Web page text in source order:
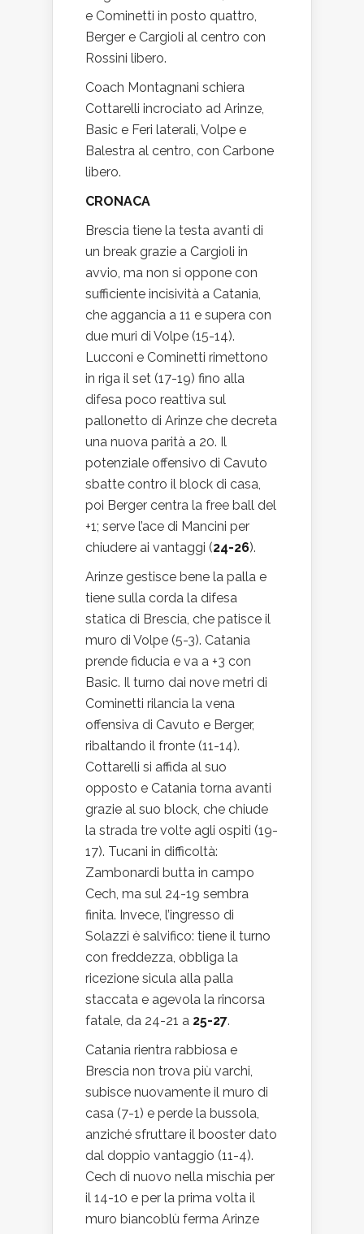
e Cominetti in posto quattro,
Berger e Cargioli al centro con
Rossini libero.
Coach Montagnani schiera
Cottarelli incrociato ad Arinze,
Basic e Feri laterali, Volpe e
Balestra al centro, con Carbone
libero.
CRONACA
Brescia tiene la testa avanti di
un break grazie a Cargioli in
avvio, ma non si oppone con
sufficiente incisività a Catania,
che aggancia a 11 e supera con
due muri di Volpe (15-14).
Lucconi e Cominetti rimettono
in riga il set (17-19) fino alla
difesa poco reattiva sul
pallonetto di Arinze che decreta
una nuova parità a 20. Il
potenziale offensivo di Cavuto
sbatte contro il block di casa,
poi Berger centra la free ball del
+1; serve l’ace di Mancini per
chiudere ai vantaggi (24-26).
Arinze gestisce bene la palla e
tiene sulla corda la difesa
statica di Brescia, che patisce il
muro di Volpe (5-3). Catania
prende fiducia e va a +3 con
Basic. Il turno dai nove metri di
Cominetti rilancia la vena
offensiva di Cavuto e Berger,
ribaltando il fronte (11-14).
Cottarelli si affida al suo
opposto e Catania torna avanti
grazie al suo block, che chiude
la strada tre volte agli ospiti (19-
17). Tucani in difficoltà:
Zambonardi butta in campo
Cech, ma sul 24-19 sembra
finita. Invece, l’ingresso di
Solazzi è salvifico: tiene il turno
con freddezza, obbliga la
ricezione sicula alla palla
staccata e agevola la rincorsa
fatale, da 24-21 a 25-27.
Catania rientra rabbiosa e
Brescia non trova più varchi,
subisce nuovamente il muro di
casa (7-1) e perde la bussola,
anziché sfruttare il booster dato
dal doppio vantaggio (11-4).
Cech di nuovo nella mischia per
il 14-10 e per la prima volta il
muro biancoblù ferma Arinze